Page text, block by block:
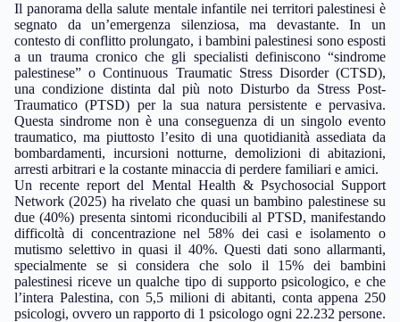
Il panorama della salute mentale infantile nei territori palestinesi è
segnato da un’emergenza silenziosa, ma devastante. In un
contesto di conflitto prolungato, i bambini palestinesi sono esposti
a un trauma cronico che gli specialisti definiscono “sindrome
palestinese” o Continuous Traumatic Stress Disorder (CTSD),
una condizione distinta dal più noto Disturbo da Stress Post-
Traumatico (PTSD) per la sua natura persistente e pervasiva.
Questa sindrome non è una conseguenza di un singolo evento
traumatico, ma piuttosto l’esito di una quotidianità assediata da
bombardamenti, incursioni notturne, demolizioni di abitazioni,
arresti arbitrari e la costante minaccia di perdere familiari e amici.
Un recente report del Mental Health & Psychosocial Support
Network (2025) ha rivelato che quasi un bambino palestinese su
due (40%) presenta sintomi riconducibili al PTSD, manifestando
difficoltà di concentrazione nel 58% dei casi e isolamento o
mutismo selettivo in quasi il 40%. Questi dati sono allarmanti,
specialmente se si considera che solo il 15% dei bambini
palestinesi riceve un qualche tipo di supporto psicologico, e che
l’intera Palestina, con 5,5 milioni di abitanti, conta appena 250
psicologi, ovvero un rapporto di 1 psicologo ogni 22.232 persone.